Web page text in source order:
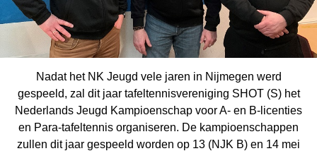
Nadat het NK Jeugd vele jaren in Nijmegen werd
gespeeld, zal dit jaar tafeltennisvereniging SHOT (S) het
Nederlands Jeugd Kampioenschap voor A- en B-licenties
en Para-tafeltennis organiseren. De kampioenschappen
zullen dit jaar gespeeld worden op 13 (NJK B) en 14 mei